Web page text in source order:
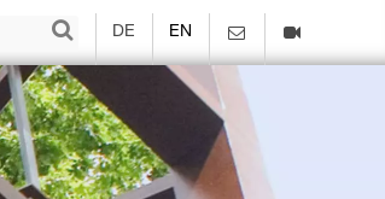
DE EN